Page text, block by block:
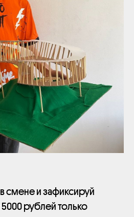
смене и зафиксируй
рублей только